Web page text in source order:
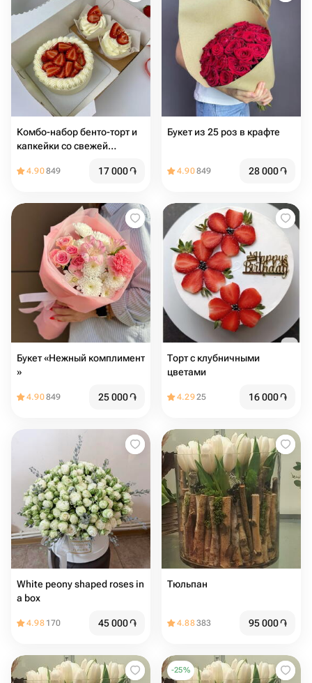
Комбо-набор бенто-торт и
капкейки со свежей
сливочным кремом (2 шт)
4.90849 17 000֏
Букет из 25 роз в крафте
4.90849 28 000֏
Букет «Нежный комплимент
»
4.90849 25 000֏
Торт с клубничными
цветами
4.2925 16 000֏
White peony shaped roses in
a box
4.98 170 45 000֏
Тюльпан
4.88383 95 000֏
-25%